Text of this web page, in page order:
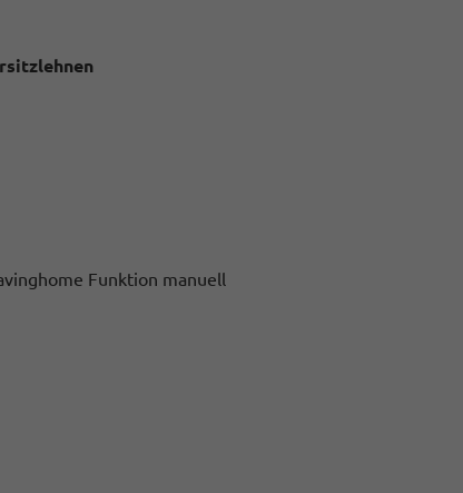
Funktion manuell